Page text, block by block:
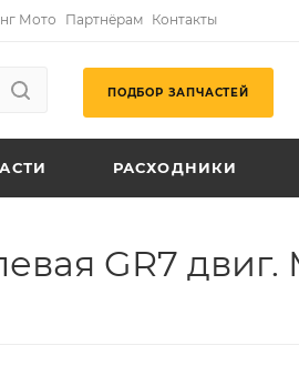
Мото Партнёрам Контакты
ПОДБОР ЗАПЧАСТЕЙ
РАСХОДНИКИ
GR7 двиг.